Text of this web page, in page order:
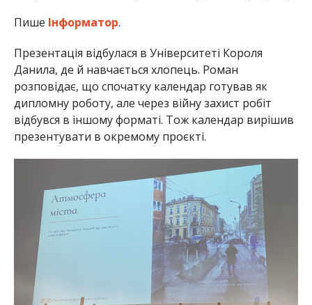
Пише Інформатор.
Презентація відбулася в Університеті Короля
Данила, де й навчається хлопець. Роман
розповідає, що спочатку календар готував як
дипломну роботу, але через війну захист робіт
відбувся в іншому форматі. Тож календар вирішив
презентувати в окремому проєкті.